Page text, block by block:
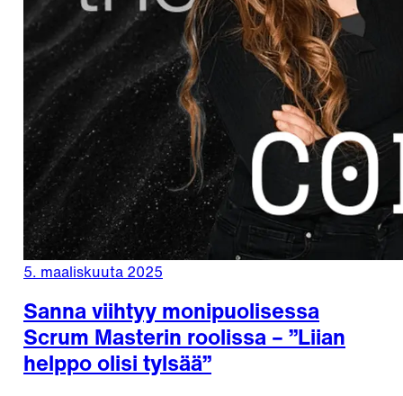
5. maaliskuuta 2025
Sanna viihtyy monipuolisessa
Scrum Masterin roolissa – ”Liian
helppo olisi tylsää”